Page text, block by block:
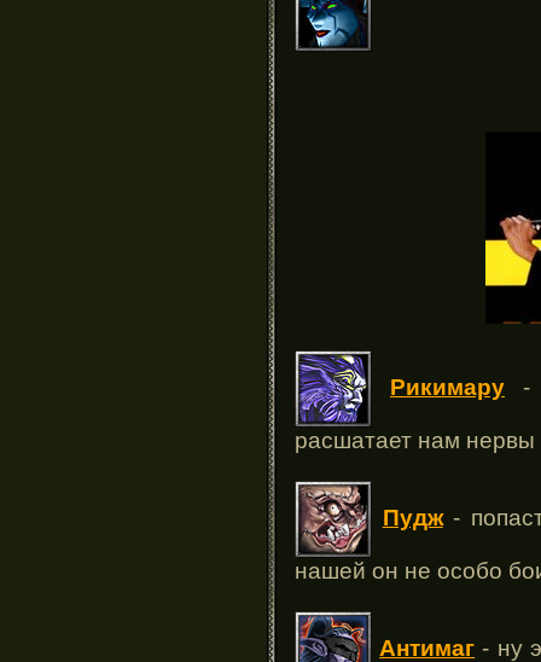
Рикимару -
расшатает нам нервы
Пудж-
нашей он не особо
Антимаг - ну